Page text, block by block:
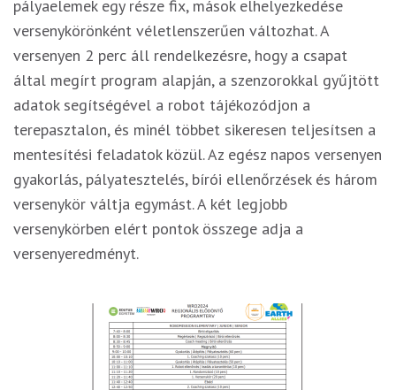
pályaelemek egy része fix, mások elhelyezkedése
versenykörönként véletlenszerűen változhat. A
versenyen 2 perc áll rendelkezésre, hogy a csapat
által megírt program alapján, a szenzorokkal gyűjtött
adatok segítségével a robot tájékozódjon a
terepasztalon, és minél többet sikeresen teljesítsen a
mentesítési feladatok közül. Az egész napos versenyen
gyakorlás, pályatesztelés, bírói ellenőrzések és három
versenykör váltja egymást. A két legjobb
versenykörben elért pontok összege adja a
versenyeredményt.